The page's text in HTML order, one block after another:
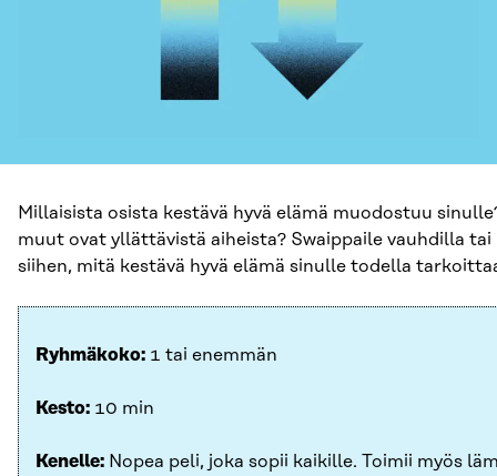
Millaisista osista kestävä hyvä elämä muodostuu
muut ovat yllättävistä aiheista? Swaippaile vauhdilla
siihen, mitä kestävä hyvä elämä sinulle todella
Ryhmäkoko: 1 tai enemmän
Kesto: 10 min
Kenelle: Nopea peli, joka sopii kaikille. Toimii myös